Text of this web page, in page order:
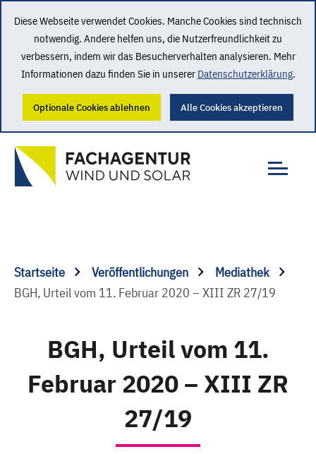
Diese Webseite verwendet Cookies. Manche Cookies sind technisch
notwendig. Andere helfen uns, die Nutzerfreundlichkeit zu
verbessern, indem wir das Besucherverhalten analysieren. Mehr
Informationen dazu finden Sie in unserer Datenschutzerklärung.
Optionale Cookies ablehnen Alle Cookies akzeptieren
Startseite Veröffentlichungen
Mediathek
BGH, Urteil vom 11. Februar 2020 – XIII ZR 27/19
BGH, Urteil vom 11.
Februar 2020 – XIII ZR
27/19